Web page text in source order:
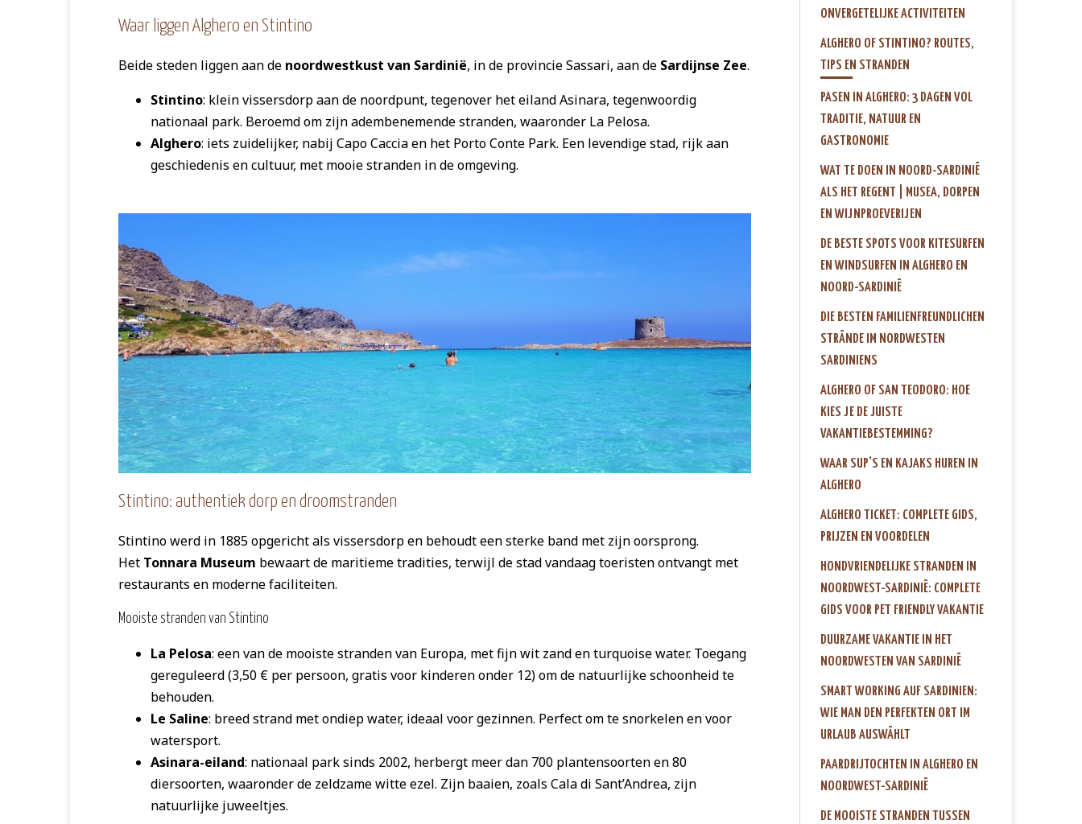
Waar liggen Alghero en Stintino
Beide steden liggen aan de noordwestkust van Sardinië, in de provincie Sassari, aan de Sardijnse Zee.
Stintino: klein vissersdorp aan de noordpunt, tegenover het eiland Asinara, tegenwoordig
nationaal park. Beroemd om zijn adembenemende stranden, waaronder La Pelosa.
Alghero: iets zuidelijker, nabij Capo Caccia en het Porto Conte Park. Een levendige stad, rijk aan
geschiedenis en cultuur, met mooie stranden in de omgeving.
Stintino: authentiek dorp en droomstranden
Stintino werd in 1885 opgericht als vissersdorp en behoudt een sterke band met zijn oorsprong.
Het Tonnara Museum bewaart de maritieme tradities, terwijl de stad vandaag toeristen ontvangt met
restaurants en moderne faciliteiten.
Mooiste stranden van Stintino
La Pelosa: een van de mooiste stranden van Europa, met fijn wit zand en turquoise water. Toegang
gereguleerd (3,50 € per persoon, gratis voor kinderen onder 12) om de natuurlijke schoonheid te
behouden.
Le Saline: breed strand met ondiep water, ideaal voor gezinnen. Perfect om te snorkelen en voor
watersport.
Asinara-eiland: nationaal park sinds 2002, herbergt meer dan 700 plantensoorten en 80
diersoorten, waaronder de zeldzame witte ezel. Zijn baaien, zoals Cala di Sant’Andrea, zijn
natuurlijke juweeltjes.
ONVERGETELIJKE ACTIVITEITEN
ALGHERO OF STINTINO? ROUTES,
TIPS EN STRANDEN
PASEN IN ALGHERO: 3 DAGEN VOL
TRADITIE, NATUUR EN
GASTRONOMIE
WAT TE DOEN IN NOORD-SARDINIË
ALS HET REGENT | MUSEA, DORPEN
EN WIJNPROEVERIJEN
DE BESTE SPOTS VOOR KITESURFEN
EN WINDSURFEN IN ALGHERO EN
NOORD-SARDINIË
DIE BESTEN FAMILIENFREUNDLICHEN
STRÄNDE IM NORDWESTEN
SARDINIENS
ALGHERO OF SAN TEODORO: HOE
KIES JE DE JUISTE
VAKANTIEBESTEMMING?
WAAR SUP’S EN KAJAKS HUREN IN
ALGHERO
ALGHERO TICKET: COMPLETE GIDS,
PRIJZEN EN VOORDELEN
HONDVRIENDELIJKE STRANDEN IN
NOORDWEST-SARDINIË: COMPLETE
GIDS VOOR PET FRIENDLY VAKANTIE
DUURZAME VAKANTIE IN HET
NOORDWESTEN VAN SARDINIË
SMART WORKING AUF SARDINIEN:
WIE MAN DEN PERFEKTEN ORT IM
URLAUB AUSWÄHLT
PAARDRIJTOCHTEN IN ALGHERO EN
NOORDWEST-SARDINIË
DE MOOISTE STRANDEN TUSSEN